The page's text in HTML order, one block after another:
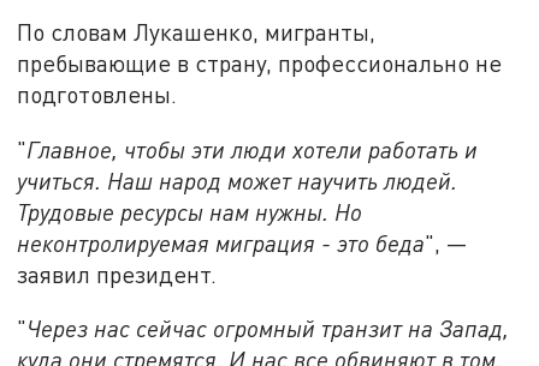
По словам Лукашенко, мигранты,
пребывающие в страну, профессионально не
подготовлены.
"Главное, чтобы эти люди хотели работать и
учиться. Наш народ может научить людей.
Трудовые ресурсы нам нужны. Но
неконтролируемая миграция - это беда", —
заявил президент.
"Через нас сейчас огромный транзит на Запад,
куда они стремятся. И нас все обвиняют в том,